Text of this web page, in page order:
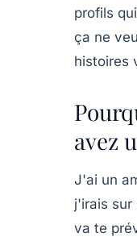
profils
ça ne
histoires
avez
J'ai un
j'irais sur
va te